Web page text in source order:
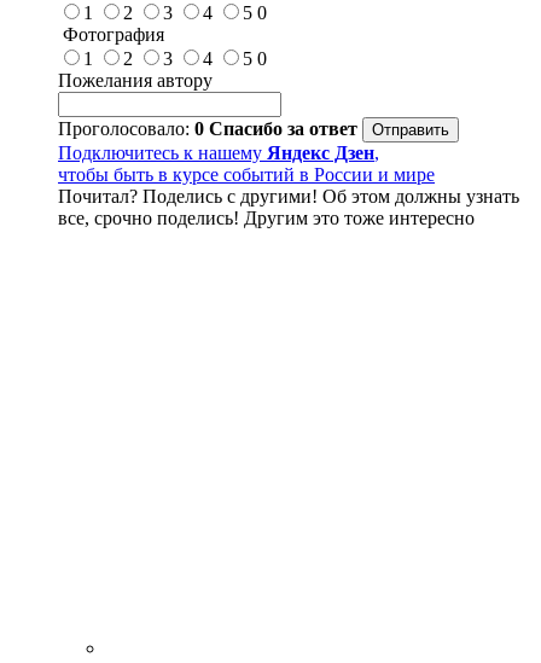
1
2 3 4 5 0
Фотография
1
2 3 4 5 0
Пожелания автору
Проголосовало: 0 Спасибо за ответ
Подключитесь к нашему Яндекс Дзен,
чтобы быть в курсе событий в России и мире
Почитал? Поделись с другими! Об этом должны узнать
все, срочно поделись! Другим это тоже интересно